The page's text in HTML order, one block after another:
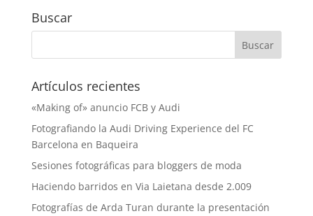
Buscar
Artículos recientes
«Making of» anuncio FCB y Audi
Fotografiando la Audi Driving Experience del FC
Barcelona en Baqueira
Sesiones fotográficas para bloggers de moda
Haciendo barridos en Via Laietana desde 2.009
Fotografías de Arda Turan durante la presentación